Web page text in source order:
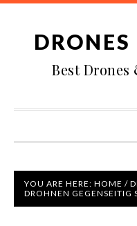
Best Drones
YOU ARE HERE: HOME /
DROHNEN GEGENSEITIG